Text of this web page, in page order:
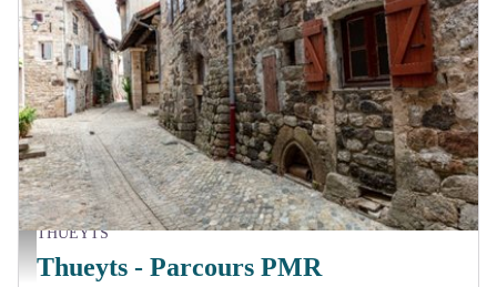
THUEYTS
Thueyts - Parcours PMR